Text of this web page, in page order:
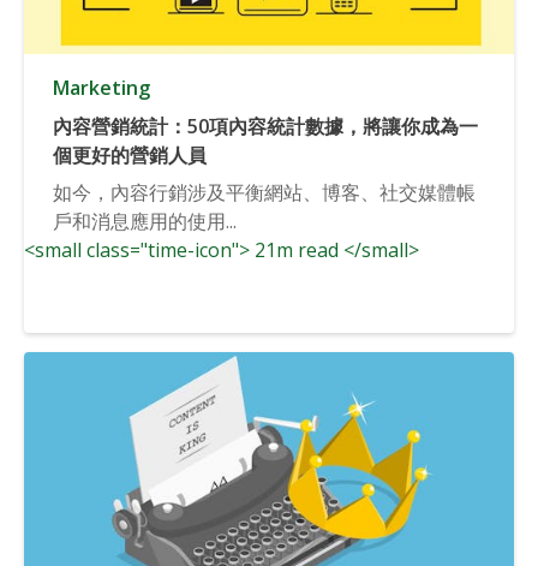
Marketing
內容營銷統計：50項內容統計數據，將讓你成為一
個更好的營銷人員
如今，內容行銷涉及平衡網站、博客、社交媒體帳
戶和消息應用的使用...
<small class="time-icon"> 21m read </small>